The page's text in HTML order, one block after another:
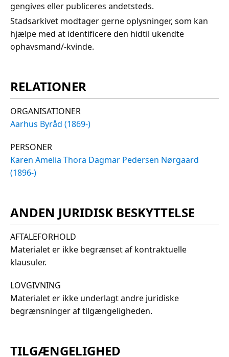
gengives eller publiceres andetsteds.
Stadsarkivet modtager gerne oplysninger, som kan
hjælpe med at identificere den hidtil ukendte
ophavsmand/-kvinde.
RELATIONER
ORGANISATIONER
Aarhus Byråd (1869-)
PERSONER
Karen Amelia Thora Dagmar Pedersen Nørgaard
(1896-)
ANDEN JURIDISK BESKYTTELSE
AFTALEFORHOLD
Materialet er ikke begrænset af kontraktuelle
klausuler.
LOVGIVNING
Materialet er ikke underlagt andre juridiske
begrænsninger af tilgængeligheden.
TILGÆNGELIGHED